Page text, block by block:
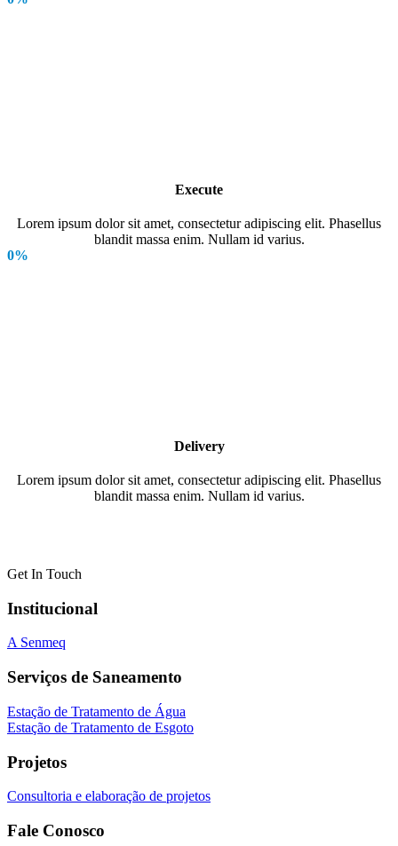
Execute
Lorem ipsum dolor sit amet, consectetur adipiscing elit. Phasellus
blandit massa enim. Nullam id varius.
0%
Delivery
Lorem ipsum dolor sit amet, consectetur adipiscing elit. Phasellus
blandit massa enim. Nullam id varius.
Get In Touch
Institucional
A Senmeq
Serviços de Saneamento
Estação de Tratamento de Água
Estação de Tratamento de Esgoto
Projetos
Consultoria e elaboração de projetos
Fale Conosco